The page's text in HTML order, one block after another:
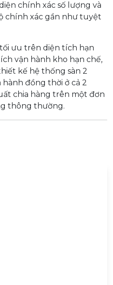
chính xác số lượng và
chính xác gần như tuyệt
ưu trên diện tích hạn
vận hành kho hạn chế,
kế hệ thống sàn 2
đồng thời ở cả 2
chia hàng trên một đơn
thông thường.